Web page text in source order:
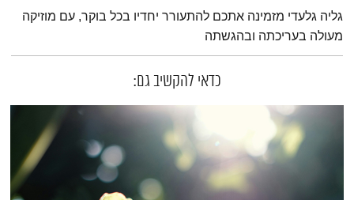
תמצית הפודקאסט
גליה גלעדי מזמינה אתכם להתעורר יחדיו בכל בוקר, עם מוזיקה
מעולה בעריכתה ובהגשתה
כדאי להקשיב גם: